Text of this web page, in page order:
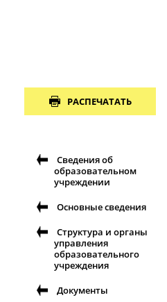
РАСПЕЧАТАТЬ
Сведения об
образовательном
учреждении
Основные сведения
Структура и органы
управления
образовательного
учреждения
Документы